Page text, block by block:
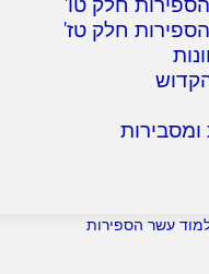
חלק טז'
ומסבירות
עשר הספירות